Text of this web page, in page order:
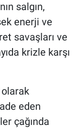
salgın,
enerji ve
savaşları ve
krizle karşı
eden
çağında